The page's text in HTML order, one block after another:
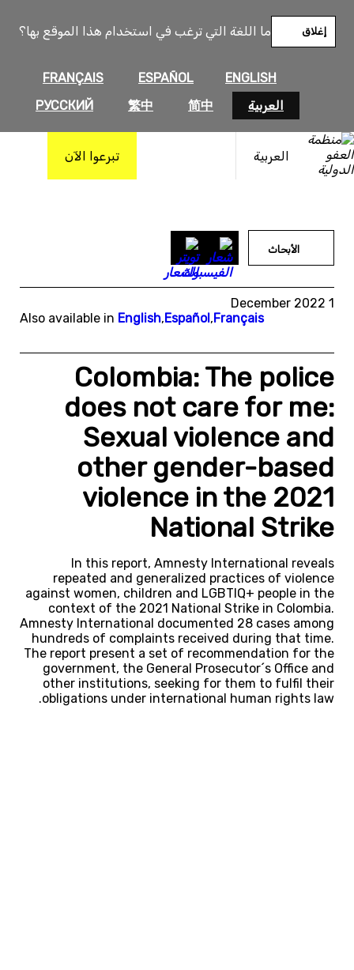
ما اللغة التي ترغب في استخدام هذا الموقع بها؟
ENGLISH
ESPAÑOL
FRANÇAIS
العربية
简中
繁中
РУССКИЙ
إغلاق
العربية تبرعوا الآن
المحتوى
الأبحاث
1 December 2022
Also available in English,Español,Français
Colombia: The police
does not care for me:
Sexual violence and
other gender-based
violence in the 2021
National Strike
In this report, Amnesty International reveals
repeated and generalized practices of violence
against women, children and LGBTIQ+ people in the
context of the 2021 National Strike in Colombia.
Amnesty International documented 28 cases among
hundreds of complaints received during that time.
The report present a set of recommendation for the
government, the General Prosecutor´s Office and
other institutions, seeking for them to fulfil their
obligations under international human rights law.